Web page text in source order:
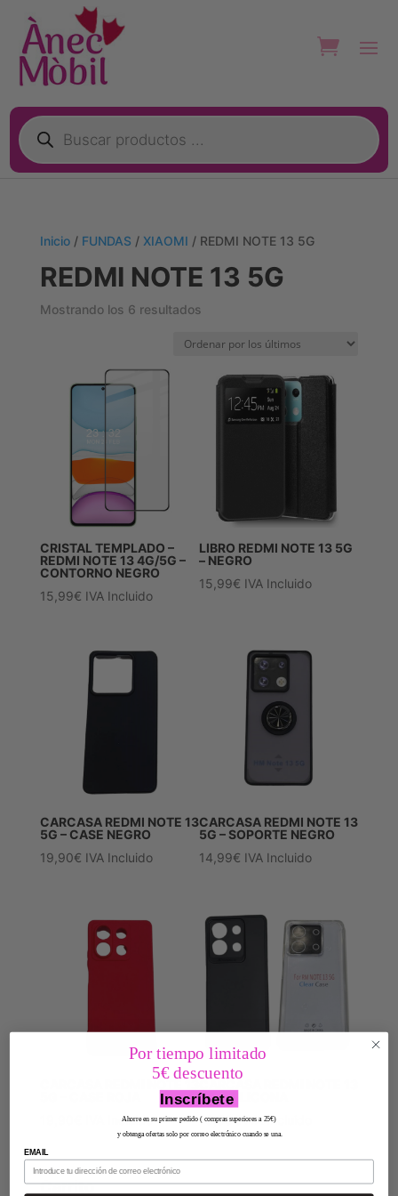
Búsqueda
de
productos
Inicio/ FUNDAS / XIAOMI / REDMI NOTE 13 5G
REDMI NOTE 13 5G
Mostrando los 6 resultadosOrdenado
los
CRISTAL TEMPLADO –
REDMI NOTE 13 4G/5G –
CONTORNO NEGRO
15,99€ IVA Incluido
LIBRO REDMI NOTE 13 5G
– NEGRO
15,99€ IVA Incluido
CARCASA REDMI NOTE 13
5G – CASE NEGRO
19,90€ IVA Incluido
CARCASA REDMI NOTE 13
5G – SOPORTE NEGRO
14,99€ IVA Incluido
IVA Incluido
5G – SILICONA
10,50€ IVA Incluido
Carrito
Por tiempo limitado
5€ descuento
Inscríbete
Ahorre en su primer pedido ( compras superiores a 25€)
y obtenga ofertas solo por correo electrónico cuando se una.
EMAIL